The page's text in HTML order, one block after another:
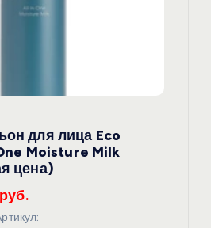
для лица Eco
Moisture Milk
цена)